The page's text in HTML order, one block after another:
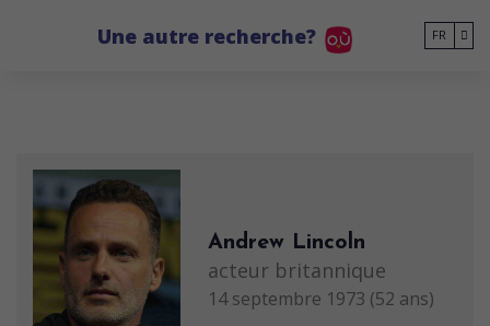
Une autre recherche? FR
Andrew Lincoln
acteur britannique
14 septembre 1973 (52 ans)